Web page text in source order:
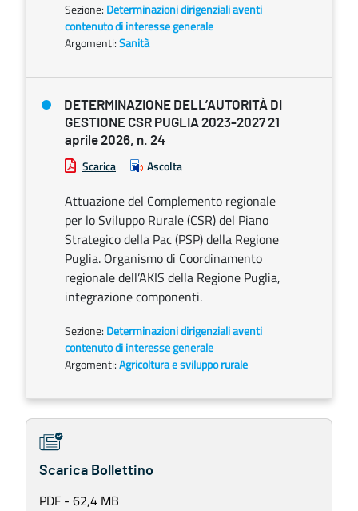
Sezione: Determinazioni dirigenziali aventi
contenuto di interesse generale
Argomenti:Sanità
DETERMINAZIONE DELL’AUTORITÀ DI
GESTIONE CSR PUGLIA 2023-2027 21
aprile 2026, n. 24
Scarica Ascolta
Attuazione del Complemento regionale
per lo Sviluppo Rurale (CSR) del Piano
Strategico della Pac (PSP) della Regione
Puglia. Organismo di Coordinamento
regionale dell’AKIS della Regione Puglia,
integrazione componenti.
Sezione: Determinazioni dirigenziali aventi
contenuto di interesse generale
Argomenti:Agricoltura e sviluppo rurale
Scarica Bollettino
PDF - 62,4 MB